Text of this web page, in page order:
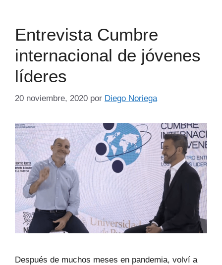
Entrevista Cumbre
internacional de jóvenes
líderes
20 noviembre, 2020 por Diego Noriega
Después de muchos meses en pandemia, volví a